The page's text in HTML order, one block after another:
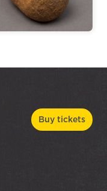
Buy tickets